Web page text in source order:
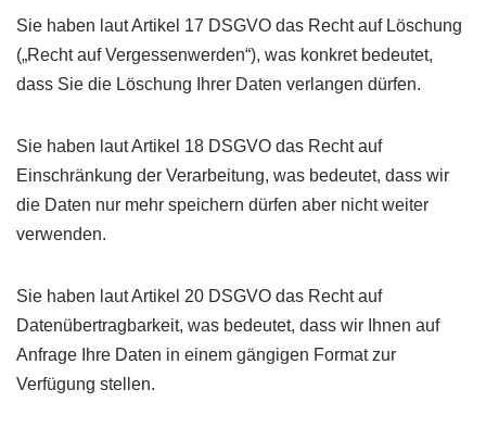
Sie haben laut Artikel 17 DSGVO das Recht auf Löschung
(„Recht auf Vergessenwerden“), was konkret bedeutet,
dass Sie die Löschung Ihrer Daten verlangen dürfen.
Sie haben laut Artikel 18 DSGVO das Recht auf
Einschränkung der Verarbeitung, was bedeutet, dass wir
die Daten nur mehr speichern dürfen aber nicht weiter
verwenden.
Sie haben laut Artikel 20 DSGVO das Recht auf
Datenübertragbarkeit, was bedeutet, dass wir Ihnen auf
Anfrage Ihre Daten in einem gängigen Format zur
Verfügung stellen.